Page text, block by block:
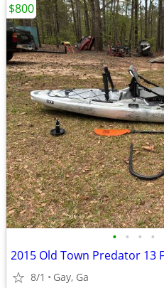
• • • •
2015 Old Town Predator 13
8/1 Gay, Ga
$800